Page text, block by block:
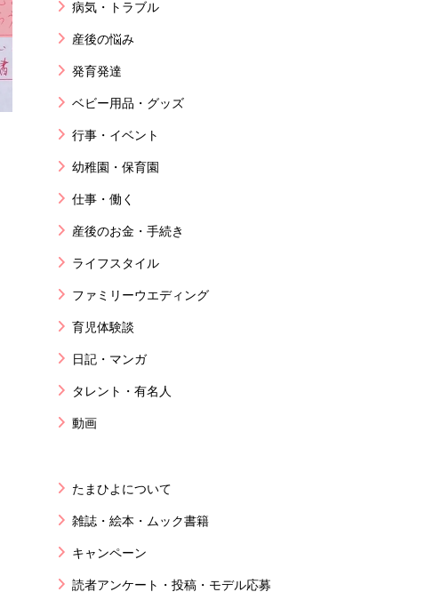
病気・トラブル
産後の悩み
発育発達
ベビー用品・グッズ
行事・イベント
幼稚園・保育園
仕事・働く
産後のお金・手続き
ライフスタイル
ファミリーウエディング
育児体験談
日記・マンガ
タレント・有名人
動画
たまひよについて
雑誌・絵本・ムック書籍
キャンペーン
読者アンケート・投稿・モデル応募